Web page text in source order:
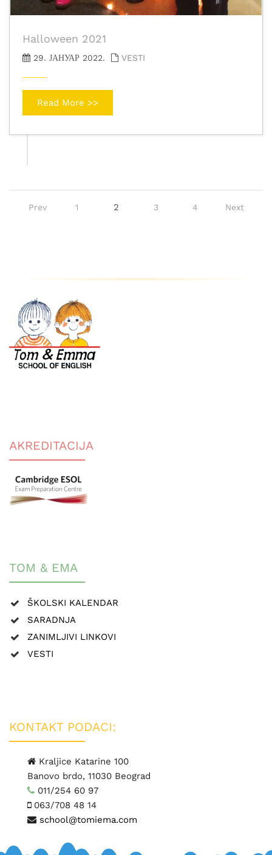
Halloween 2021
29. ЈАНУАР 2022. VESTI
Read More >>
Prev 1 2 3 4 Next
AKREDITACIJA
TOM & EMA
ŠKOLSKI KALENDAR
SARADNJA
ZANIMLJIVI LINKOVI
VESTI
KONTAKT PODACI:
Kraljice Katarine 100
Banovo brdo, 11030 Beograd
011/254 60 97
063/708 48 14
school@tomiema.com